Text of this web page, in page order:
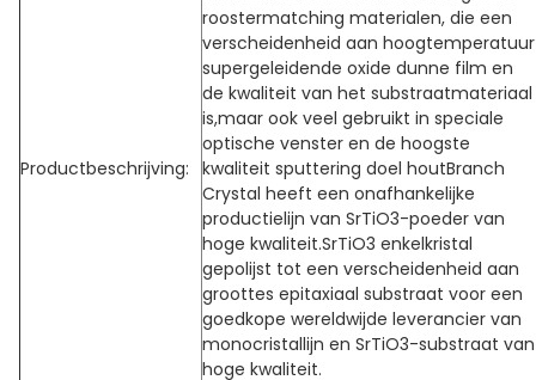
Productbeschrijving:
roostermatching materialen, die een
verscheidenheid aan hoogtemperatuur
supergeleidende oxide dunne film en
de kwaliteit van het substraatmateriaal
is,maar ook veel gebruikt in speciale
optische venster en de hoogste
kwaliteit sputtering doel houtBranch
Crystal heeft een onafhankelijke
productielijn van SrTiO3-poeder van
hoge kwaliteit.SrTiO3 enkelkristal
gepolijst tot een verscheidenheid aan
groottes epitaxiaal substraat voor een
goedkope wereldwijde leverancier van
monocristallijn en SrTiO3-substraat van
hoge kwaliteit.